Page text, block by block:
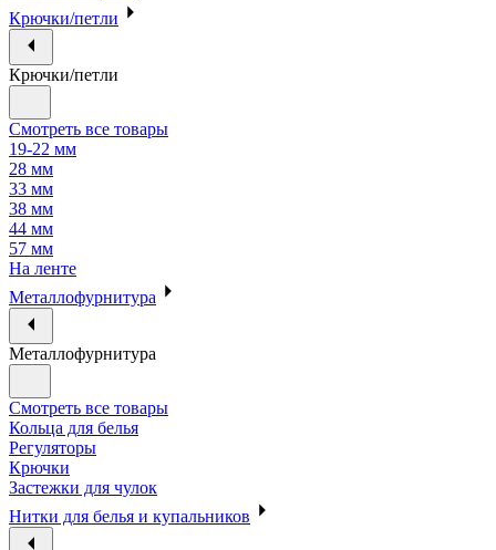
Крючки/петли
Крючки/петли
Смотреть все товары
19-22 мм
28 мм
33 мм
38 мм
44 мм
57 мм
На ленте
Металлофурнитура
Металлофурнитура
Смотреть все товары
Кольца для белья
Регуляторы
Крючки
Застежки для чулок
Нитки для белья и купальников